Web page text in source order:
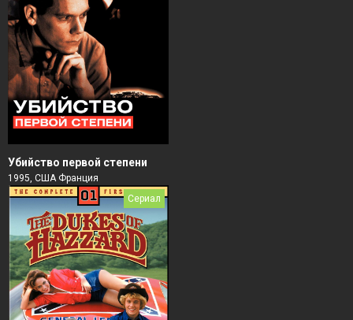
Убийство первой степени
1995, США Франция
Сериал